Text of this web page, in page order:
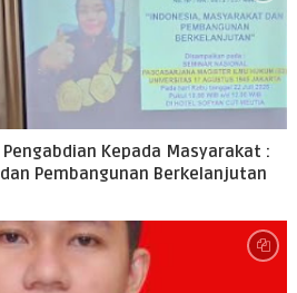
Kepada Masyarakat :
Pembangunan Berkelanjutan